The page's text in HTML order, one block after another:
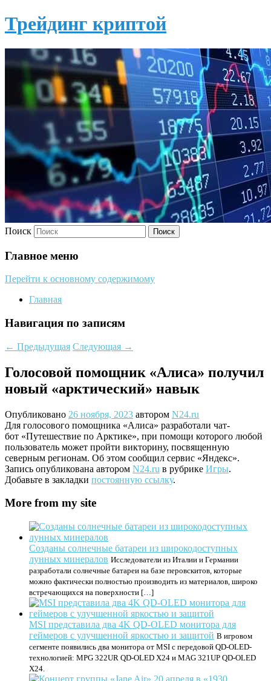
Трейдинг криптой
Поиск
Главное меню
Перейти к основному содержимому
Главная
Навигация по записям
← Предыдущая Следующая →
Голосовой помощник «Алиса» получил
новый «арктический» навык
Опубликовано 26 ноября, 2023 автором N24.ru
Для голосового помощника «Алиса» разработали чат-
бот «Путешествие по Арктике», при помощи которого любой
пользователь может пройти викторину, посвященную
северным регионам. Об этом сообщил сервис «Яндекс».
Запись опубликована автором N24.ru в рубрике Игры.
Добавьте в закладки постоянную ссылку.
More from my site
Созданы солнечные батареи из широкодоступных
лунных минералов Исследователи из Италии и Германии
разработали солнечные батареи на базе перовскитов, которые
можно фактически полностью производить из материалов, широко
встречающихся на поверхности […]
MSI представила два 4K QD-OLED монитора для
геймеров с улучшенной яркостью и защитой В игровом
сегменте появились два монитора от MSI с передовой QD-OLED-
технологией: MPG 322UR QD-OLED X24 и MAG 321UP QD-OLED
X24.